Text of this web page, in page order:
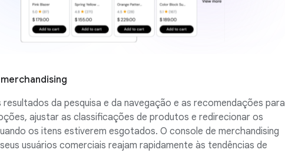
resultados da pesquisa e da navegação e as recomendações para
ajustar as classificações de produtos e redirecionar os
os itens estiverem esgotados. O console de merchandising
usuários comerciais reajam rapidamente às tendências de